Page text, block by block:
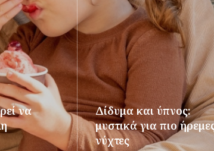
να
Δίδυμα και ύπνος:
μυστικά για πιο
νύχτες